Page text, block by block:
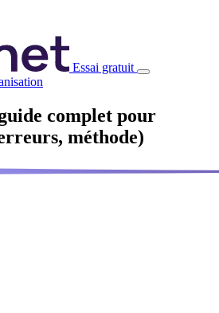
Essai gratuit
complet pour
méthode)